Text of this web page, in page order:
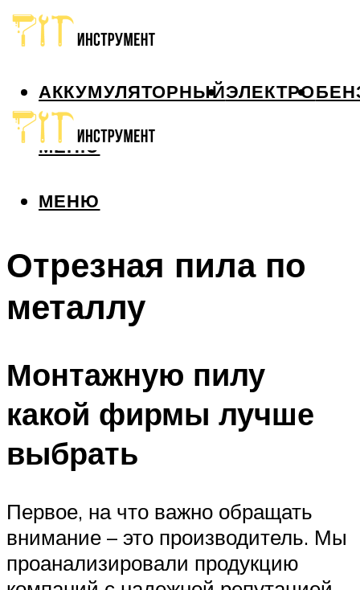
АККУМУЛЯТОРНЫЙЭЛЕКТРО
МЕНЮ
МЕНЮ
Отрезная пила по
металлу
Монтажную пилу
какой фирмы лучше
выбрать
Первое, на что важно обращать
внимание – это производитель. Мы
проанализировали продукцию